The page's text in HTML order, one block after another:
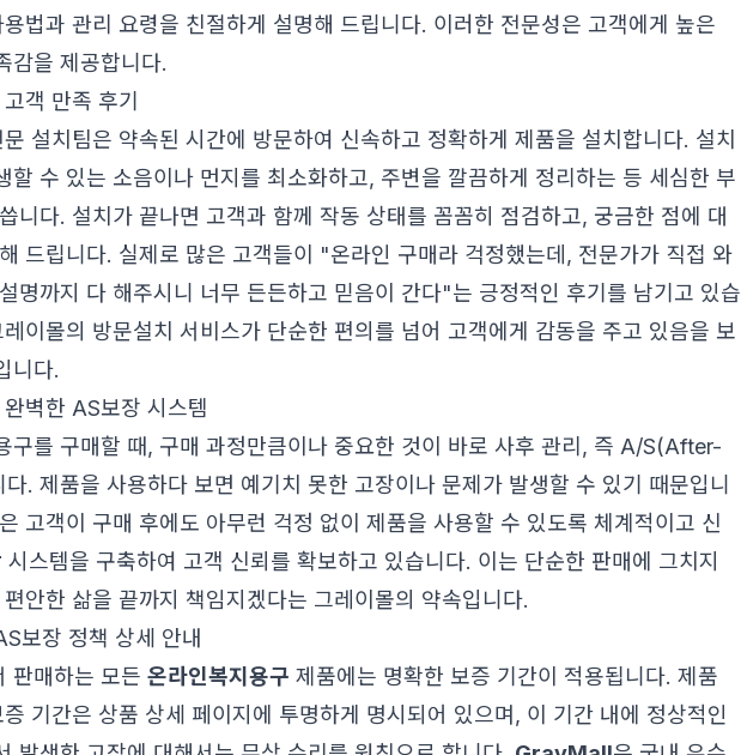
법과 관리 요령을 친절하게 설명해 드립니다. 이러한 전문성은 고객에게 높은
감을 제공합니다.
객 만족 후기
설치팀은 약속된 시간에 방문하여 신속하고 정확하게 제품을 설치합니다. 설치
할 수 있는 소음이나 먼지를 최소화하고, 주변을 깔끔하게 정리하는 등 세심한 부
니다. 설치가 끝나면 고객과 함께 작동 상태를 꼼꼼히 점검하고, 궁금한 점에 대
드립니다. 실제로 많은 고객들이 "온라인 구매라 걱정했는데, 전문가가 직접 와
명까지 다 해주시니 너무 든든하고 믿음이 간다"는 긍정적인 후기를 남기고 있습
이몰의 방문설치 서비스가 단순한 편의를 넘어 고객에게 감동을 주고 있음을 보
니다.
벽한 AS보장 시스템
구를 구매할 때, 구매 과정만큼이나 중요한 것이 바로 사후 관리, 즉 A/S(After-
. 제품을 사용하다 보면 예기치 못한 고장이나 문제가 발생할 수 있기 때문입니
고객이 구매 후에도 아무런 걱정 없이 제품을 사용할 수 있도록 체계적이고 신
시스템을 구축하여 고객 신뢰를 확보하고 있습니다. 이는 단순한 판매에 그치지
안한 삶을 끝까지 책임지겠다는 그레이몰의 약속입니다.
보장 정책 상세 안내
판매하는 모든 온라인복지용구 제품에는 명확한 보증 기간이 적용됩니다. 제품
기간은 상품 상세 페이지에 투명하게 명시되어 있으며, 이 기간 내에 정상적인